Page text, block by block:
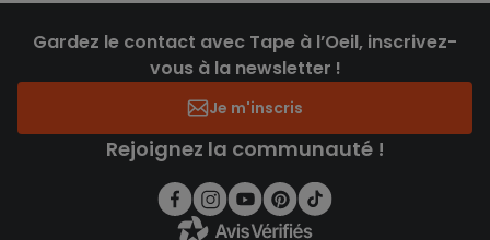
Gardez le contact avec Tape à l’Oeil, inscrivez-
vous à la newsletter !
Je m'inscris
Rejoignez la communauté !